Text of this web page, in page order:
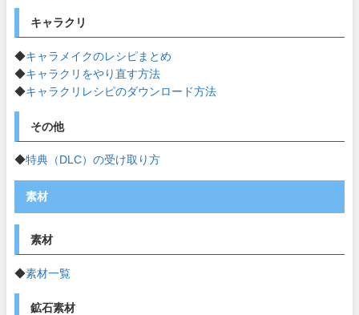
キャラクリ
◆キャラメイクのレシピまとめ
◆キャラクリをやり直す方法
◆キャラクリレシピのダウンロード方法
その他
◆特典（DLC）の受け取り方
素材
素材
◆素材一覧
鉱石素材